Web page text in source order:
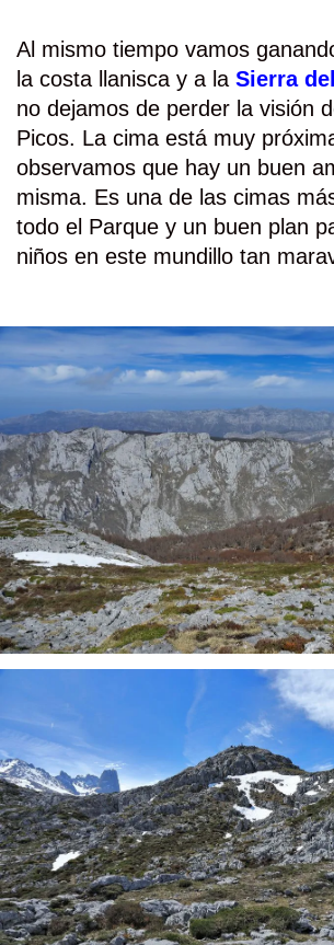
Al mismo tiempo vamos
la costa llanisca y a la Sierra
no dejamos de perder la visión
Picos. La cima está muy
observamos que hay un buen
misma. Es una de las cimas
todo el Parque y un buen plan
niños en este mundillo tan